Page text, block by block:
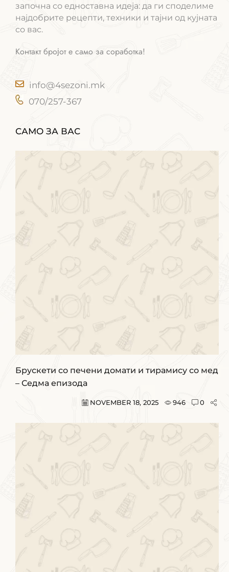
започна со едноставна идеја: да ги споделиме
најдобрите рецепти, техники и тајни од кујната
со вас.
Контакт бројот е само за соработка!
info@4sezoni.mk
070/257-367
САМО ЗА ВАС
Брускети со печени домати и тирамису со мед
– Седма епизода
NOVEMBER 18, 2025 946 0